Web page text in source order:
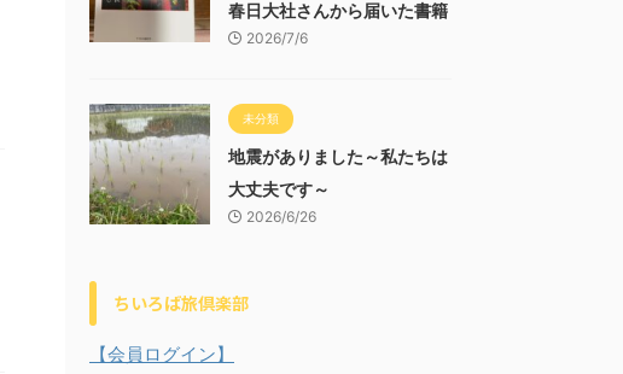
春日大社さんから届いた書籍
2026/7/6
未分類
地震がありました～私たちは
大丈夫です～
2026/6/26
ちいろば旅倶楽部
【会員ログイン】